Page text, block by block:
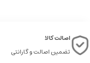
اصالت کالا
تضمین اصالت و گارانتی